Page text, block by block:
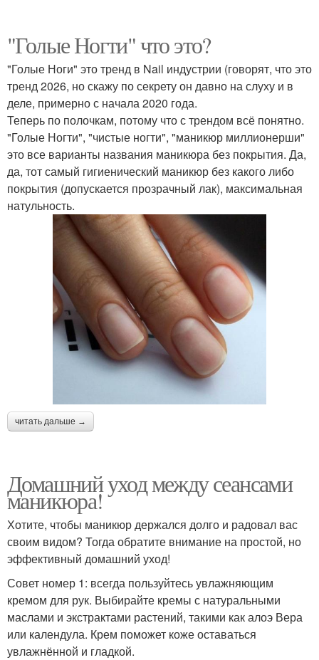
"Голые Ногти" что это?
"Голые Ноги" это тренд в Nail индустрии (говорят, что это
тренд 2026, но скажу по секрету он давно на слуху и в
деле, примерно с начала 2020 года.
Теперь по полочкам, потому что с трендом всё понятно.
"Голые Ногти", "чистые ногти", "маникюр миллионерши"
это все варианты названия маникюра без покрытия. Да,
да, тот самый гигиенический маникюр без какого либо
покрытия (допускается прозрачный лак), максимальная
натульность.
читать дальше →
Домашний уход между сеансами
маникюра!
Хотите, чтобы маникюр держался долго и радовал вас
своим видом? Тогда обратите внимание на простой, но
эффективный домашний уход!
Совет номер 1: всегда пользуйтесь увлажняющим
кремом для рук. Выбирайте кремы с натуральными
маслами и экстрактами растений, такими как алоэ Вера
или календула. Крем поможет коже оставаться
увлажнённой и гладкой.